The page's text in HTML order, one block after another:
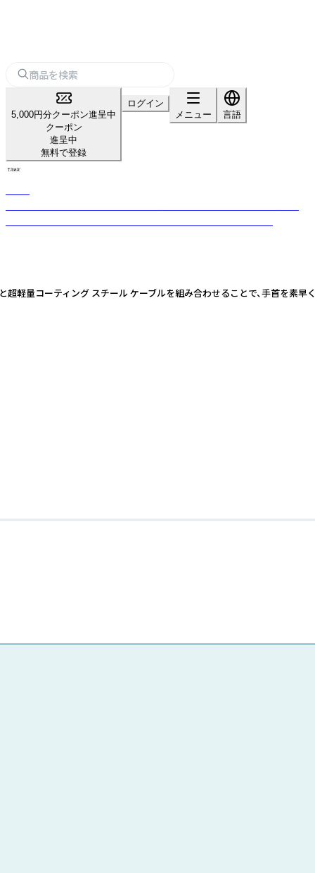
5,000円分クーポン進呈中
クーポン
進呈中
無料で登録
ログイン
メニュー
言語
軽量コーティング スチール ケーブルを組み合わせることで、手首を素